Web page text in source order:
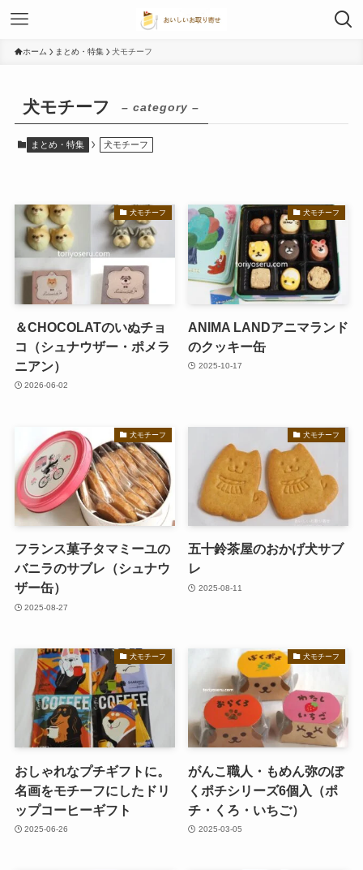
ホーム まとめ・特集 犬モチーフ
犬モチーフ – category –
まとめ・特集 犬モチーフ
犬モチーフ
＆CHOCOLATのいぬチョ
コ（シュナウザー・ポメラ
ニアン）
2026-06-02
犬モチーフ
ANIMA LANDアニマランド
のクッキー缶
2025-10-17
犬モチーフ
フランス菓子タマミーユの
バニラのサブレ（シュナウ
ザー缶）
2025-08-27
犬モチーフ
五十鈴茶屋のおかげ犬サブ
レ
2025-08-11
犬モチーフ
おしゃれなプチギフトに。
名画をモチーフにしたドリ
ップコーヒーギフト
2025-06-26
犬モチーフ
がんこ職人・もめん弥のぼ
くポチシリーズ6個入（ポ
チ・くろ・いちご）
2025-03-05